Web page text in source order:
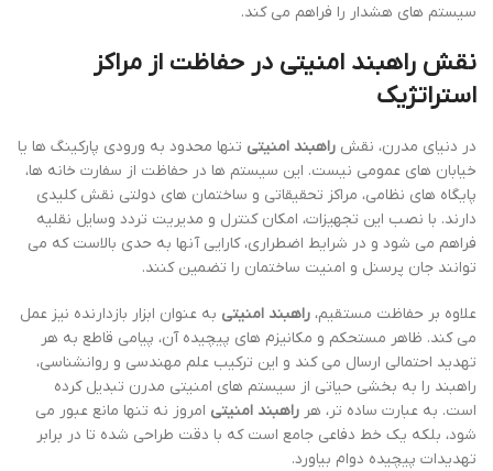
سیستم های هشدار را فراهم می کند.
نقش راهبند امنیتی در حفاظت از مراکز
استراتژیک
در دنیای مدرن، نقش راهبند امنیتی تنها محدود به ورودی پارکینگ ها یا
خیابان های عمومی نیست. این سیستم ها در حفاظت از سفارت خانه ها،
پایگاه های نظامی، مراکز تحقیقاتی و ساختمان های دولتی نقش کلیدی
دارند. با نصب این تجهیزات، امکان کنترل و مدیریت تردد وسایل نقلیه
فراهم می شود و در شرایط اضطراری، کارایی آنها به حدی بالاست که می
توانند جان پرسنل و امنیت ساختمان را تضمین کنند.
علاوه بر حفاظت مستقیم، راهبند امنیتی به عنوان ابزار بازدارنده نیز عمل
می کند. ظاهر مستحکم و مکانیزم های پیچیده آن، پیامی قاطع به هر
تهدید احتمالی ارسال می کند و این ترکیب علم مهندسی و روانشناسی،
راهبند را به بخشی حیاتی از سیستم های امنیتی مدرن تبدیل کرده
است. به عبارت ساده تر، هر راهبند امنیتی امروز نه تنها مانع عبور می
شود، بلکه یک خط دفاعی جامع است که با دقت طراحی شده تا در برابر
تهدیدات پیچیده دوام بیاورد.